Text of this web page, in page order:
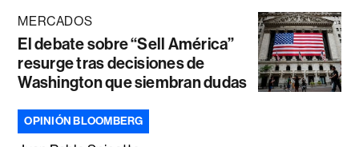
MERCADOS
El debate sobre “Sell América”
resurge tras decisiones de
Washington que siembran dudas
OPINIÓN BLOOMBERG